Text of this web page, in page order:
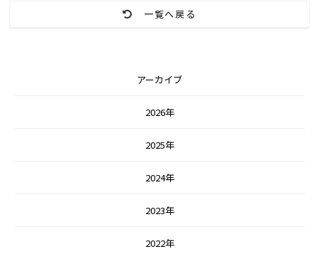
一覧へ戻る
アーカイブ
2026年
2025年
2024年
2023年
2022年